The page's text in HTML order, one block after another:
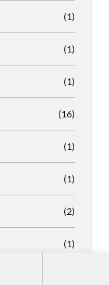
(1)
(1)
(1)
(16)
(1)
(1)
(2)
(1)